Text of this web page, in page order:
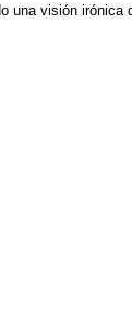
una visión irónica